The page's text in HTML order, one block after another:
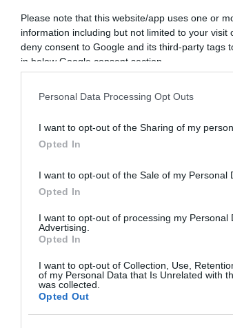
Please note that this website/app uses one or
information including but not limited to your
deny consent to Google and its third-party tags
in below Google consent section.
Personal Data Processing Opt Outs
I want to opt-out of the Sharing of my
Opted In
I want to opt-out of the Sale of my Personal
Opted In
I want to opt-out of processing my Personal
Advertising.
Opted In
I want to opt-out of Collection, Use,
of my Personal Data that Is Unrelated with
was collected.
Opted Out